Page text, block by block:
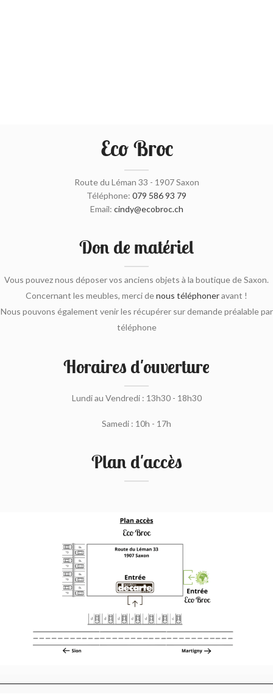
Eco Broc
Route du Léman 33 - 1907 Saxon
Téléphone: 079 586 93 79
Email: cindy@ecobroc.ch
Don de matériel
Vous pouvez nous déposer vos anciens objets à la boutique de Saxon.
Concernant les meubles, merci denous téléphoneravant !
Nous pouvons également venir les récupérer sur demande préalable par
téléphone
Horaires d'ouverture
Lundi au Vendredi : 13h30 - 18h30
Samedi : 10h - 17h
Plan d'accès